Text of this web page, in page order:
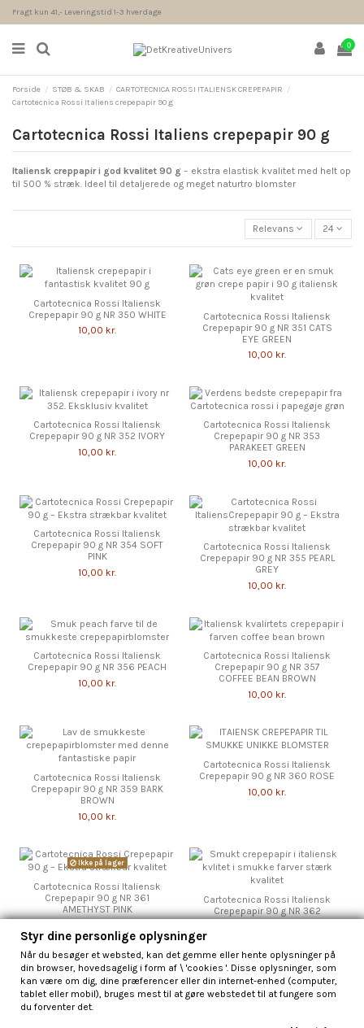
Fragt kun 41,- Leveringstid 1-3 hverdage
0
Forside STØB & SKAB
CARTOTECNICA ROSSI ITALIENSK CREPEPAPIR
Cartotecnica Rossi Italiens crepepapir 90 g
Cartotecnica Rossi Italiens crepepapir 90 g
Italiensk creppapir i god kvalitet 90 g – ekstra elastisk kvalitet med helt op
til 500 % stræk. Ideel til detaljerede og meget naturtro blomster
Relevans 24
Cartotecnica Rossi Italiensk
Crepepapir 90 g NR 350 WHITE
10,00 kr.
Cartotecnica Rossi Italiensk
Crepepapir 90 g NR 351 CATS
EYE GREEN
10,00 kr.
Cartotecnica Rossi Italiensk
Crepepapir 90 g NR 352 IVORY
10,00 kr.
Cartotecnica Rossi Italiensk
Crepepapir 90 g NR 353
PARAKEET GREEN
10,00 kr.
Cartotecnica Rossi Italiensk
Crepepapir 90 g NR 354 SOFT
PINK
10,00 kr.
Cartotecnica Rossi Italiensk
Crepepapir 90 g NR 355 PEARL
GREY
10,00 kr.
Cartotecnica Rossi Italiensk
Crepepapir 90 g NR 356 PEACH
10,00 kr.
Cartotecnica Rossi Italiensk
Crepepapir 90 g NR 357
COFFEE BEAN BROWN
10,00 kr.
Cartotecnica Rossi Italiensk
Crepepapir 90 g NR 359 BARK
BROWN
10,00 kr.
Cartotecnica Rossi Italiensk
Crepepapir 90 g NR 360 ROSE
10,00 kr.
Ikke på lager
Cartotecnica Rossi Italiensk
Crepepapir 90 g NR 361
AMETHYST PINK
Cartotecnica Rossi Italiensk
Crepepapir 90 g NR 362
BORDEAUX RED
Cartotecnica Rossi Italiensk
Styr dine personlige oplysninger
Når du besøger et websted, kan det gemme eller hente oplysninger på
din browser, hovedsagelig i form af \ 'cookies '. Disse oplysninger, som
kan være om dig, dine præferencer eller din internet-enhed (computer,
tablet eller mobil), bruges mest til at gøre webstedet til at fungere som
du forventer det.